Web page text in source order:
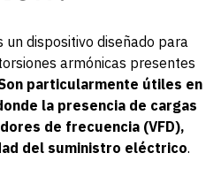
dispositivo diseñado para
armónicas presentes
particularmente útiles en
la presencia de cargas
de frecuencia (VFD),
del suministro eléctrico.